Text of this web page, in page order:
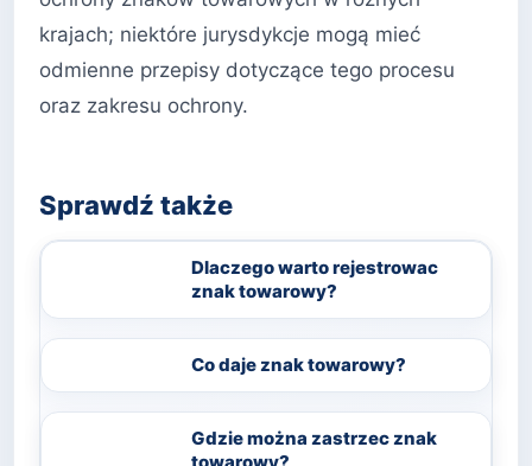
krajach; niektóre jurysdykcje mogą mieć
odmienne przepisy dotyczące tego procesu
oraz zakresu ochrony.
Sprawdź także
Dlaczego warto rejestrowac
znak towarowy?
Co daje znak towarowy?
Gdzie można zastrzec znak
towarowy?